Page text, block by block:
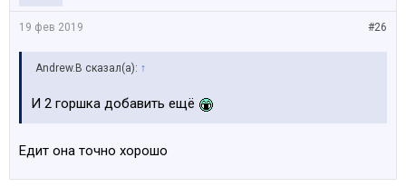
#26
19 фев 2019
Andrew.B сказал(а): ↑
И 2 горшка добавить ещё
Едит она точно хорошо